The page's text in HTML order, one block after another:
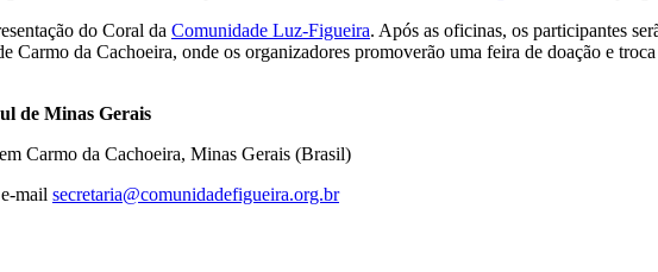
do Coral da Comunidade Luz-Figueira. Após as oficinas, os participantes
da Cachoeira, onde os organizadores promoverão uma feira de doação e
de Minas Gerais
Carmo da Cachoeira, Minas Gerais (Brasil)
mail secretaria@comunidadefigueira.org.br